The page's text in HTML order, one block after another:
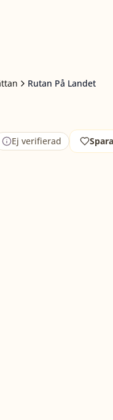
Rutan På Landet
Ej verifierad